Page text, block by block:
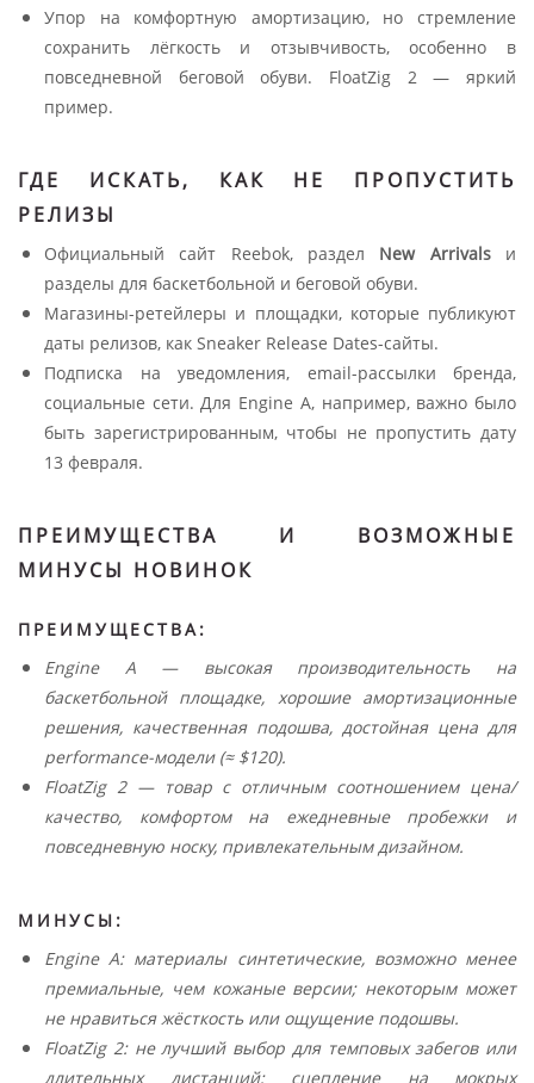
Упор на комфортную амортизацию, но стремление
сохранить лёгкость и отзывчивость, особенно в
повседневной беговой обуви. FloatZig 2 — яркий
пример.
ГДЕ ИСКАТЬ, КАК НЕ ПРОПУСТИТЬ
РЕЛИЗЫ
Официальный сайт Reebok, раздел New Arrivals и
разделы для баскетбольной и беговой обуви.
Магазины-ретейлеры и площадки, которые публикуют
даты релизов, как Sneaker Release Dates-сайты.
Подписка на уведомления, email-рассылки бренда,
социальные сети. Для Engine A, например, важно было
быть зарегистрированным, чтобы не пропустить дату
13 февраля.
ПРЕИМУЩЕСТВА И ВОЗМОЖНЫЕ
МИНУСЫ НОВИНОК
ПРЕИМУЩЕСТВА:
Engine A — высокая производительность на
баскетбольной площадке, хорошие амортизационные
решения, качественная подошва, достойная цена для
performance-модели (≈ $120).
FloatZig 2 — товар с отличным соотношением цена/
качество, комфортом на ежедневные пробежки и
повседневную носку, привлекательным дизайном.
МИНУСЫ:
Engine A: материалы синтетические, возможно менее
премиальные, чем кожаные версии; некоторым может
не нравиться жёсткость или ощущение подошвы.
FloatZig 2: не лучший выбор для темповых забегов или
длительных дистанций; сцепление на мокрых